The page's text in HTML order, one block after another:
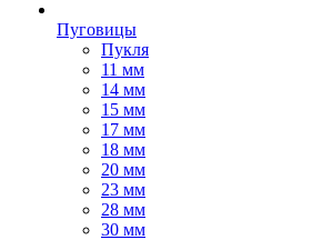
Пуговицы
Пукля
11 мм
14 мм
15 мм
17 мм
18 мм
20 мм
23 мм
28 мм
30 мм